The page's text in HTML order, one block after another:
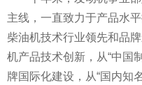
主线，一直致力于产品水平
柴油机技术行业领先和品
机产品技术创新，从“中国
牌国际化建设，从“国内知名